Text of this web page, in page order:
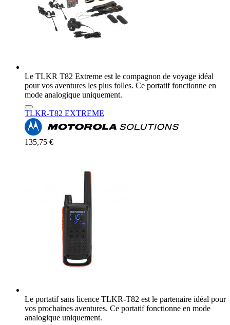
Le TLKR T82 Extreme est le compagnon de voyage idéal
pour vos aventures les plus folles. Ce portatif fonctionne en
mode analogique uniquement.
TLKR-T82 EXTREME
135,75 €
Le portatif sans licence TLKR-T82 est le partenaire idéal pour
vos prochaines aventures. Ce portatif fonctionne en mode
analogique uniquement.